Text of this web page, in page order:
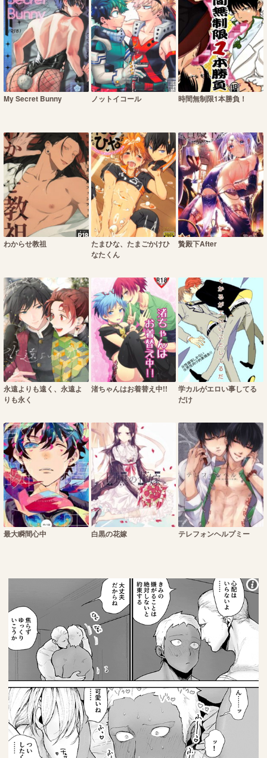
My Secret Bunny ノットイコール 時間無制限1本勝負！
わからせ教祖
たまひな、たまごかけひ
なたくん
贄殿下After
永遠よりも遠く、永遠よ
りも永く
渚ちゃんはお着替え中!!
学カルがエロい事してる
だけ
最大瞬間心中 白黒の花嫁 テレフォンヘルプミー